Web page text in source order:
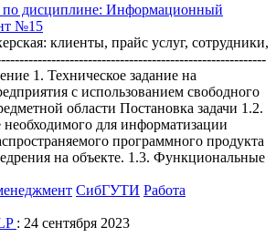
по дисциплине: Информационный
№15
клиенты, прайс услуг, сотрудники,
1. Техническое задание на
с использованием свободного
области Постановка задачи 1.2.
необходимого для информатизации
программного продукта
на объекте. 1.3. Функциональные
СибГУТИ Работа
: 24 сентября 2023